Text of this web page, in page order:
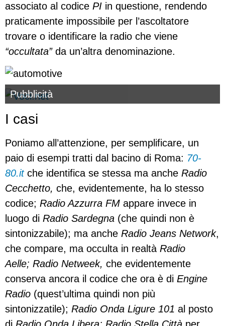
associato al codice PI in questione, rendendo
praticamente impossibile per l’ascoltatore
trovare o identificare la radio che viene
“occultata”da un’altra denominazione.
Pubblicità
I casi
Poniamo all’attenzione, per semplificare, un
paio di esempi tratti dal bacino di Roma: 70-
80.it che identifica se stessa ma anche Radio
Cecchetto, che, evidentemente, ha lo stesso
codice; Radio Azzurra FM appare invece in
luogo di Radio Sardegna (che quindi non è
sintonizzabile); ma anche Radio Jeans Network,
che compare, ma occulta in realtà Radio
Aelle; Radio Netweek, che evidentemente
conserva ancora il codice che ora è di Engine
Radio (quest’ultima quindi non più
sintonizzatile); Radio Onda Ligure 101 al posto